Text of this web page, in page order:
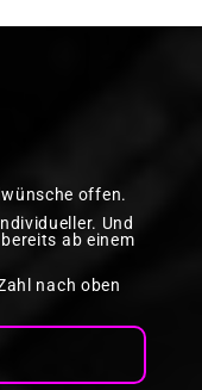
offen.
Und
ab einem
nach oben